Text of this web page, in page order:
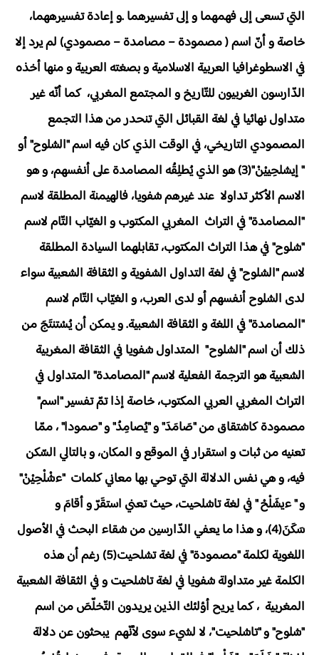
التي تسعى إلى فهمهما و إلى تفسيرهما .و إعادة تفسيرههما،
خاصة و أنّ اسم ( مصمودة – مصامدة – مصمودي) لم يرد إلا
في الاسطوغرافيا العربية الاسلامية و بصغته العربية و منها أخذه
الدّارسون الغربيون للتّاريخ و المجتمع المغربي، كما أنّه غير
متداول نهائيا في لغة القبائل التي تنحدر من هذا التجمع
المصمودي التاريخي، في الوقت الذي كان فيه اسم "الشلوح" أو
" إيشلحِييْنْ"(3) هو الذي يُطلِقُه المصامدة على أنفسهم، و هو
الاسم الأكثر تداولا عند غيرهم شفويا، فالهيمنة المطلقة لاسم
"المصامدة" في التراث المغربي المكتوب و الغيّاب التّام لاسم
"شلوح" في هذا التراث المكتوب، تقابلهما السيادة المطلقة
لاسم "الشلوح" في لغة التداول الشفوية و الثقافة الشعبية سواء
لدى الشلوح أنفسهم أو لدى العرب، و الغيّاب التّام لاسم
"المصامدة" في اللغة و الثقافة الشعبية. و يمكن أن يُسْتنتَجَ من
ذلك أن اسم "الشلوح" المتداول شفويا في الثقافة المغربية
الشعبية هو الترجمة الفعلية لاسم "المصامدة" المتداول في
التراث المغربي العربي المكتوب، خاصة إذا تمّ تفسير "اسم"
مصمودة كاشتقاق من "صَامَدَ" و "يُصامِدُ" و "صمودا" ، ممّا
تعنيه من ثبات و استقرار في الموقع و المكان، و بالتالي السّكن
فيه، و هي نفس الدلالة التي توحي بها معاني كلمات "ءشْلْحِيْنْ"
و " ءيشَلْحْ " في لغة تاشلحيت، حيث تعني استقَرّ و أقامَ و
سَكَنَ(4)، و هذا ما يعفي الدّارسين من شقاء البحث في الأصول
اللغوية لكلمة "مصمودة" في لغة تشلحيت(5) رغم أن هذه
الكلمة غير متداولة شفويا في لغة تاشلحيت و في الثقافة الشعبية
المغربية ، كما يريح أؤلئك الذين يريدون التّخلّصَ من اسم
"شلوح" و "تاشلحيت"، لا لشيء سوى لأنّهم يبحثون عن دلالة